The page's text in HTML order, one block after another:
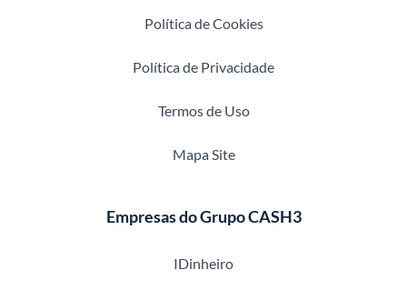
Política de Cookies
Política de Privacidade
Termos de Uso
Mapa Site
Empresas do Grupo CASH3
IDinheiro